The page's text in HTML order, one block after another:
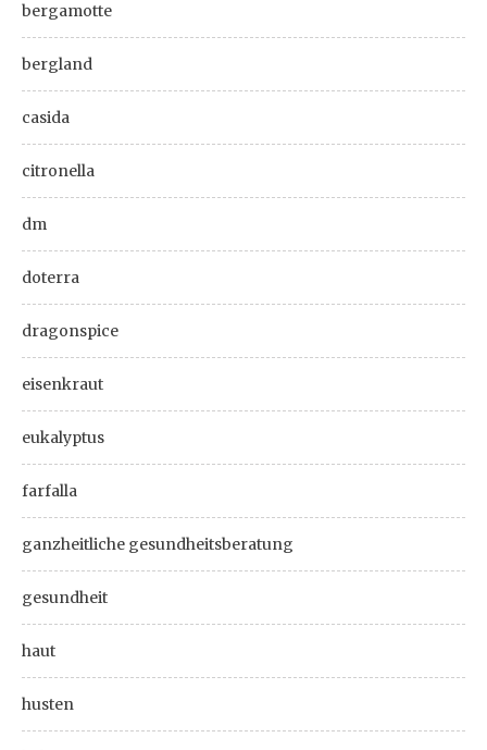
bergamotte
bergland
casida
citronella
dm
doterra
dragonspice
eisenkraut
eukalyptus
farfalla
ganzheitliche gesundheitsberatung
gesundheit
haut
husten